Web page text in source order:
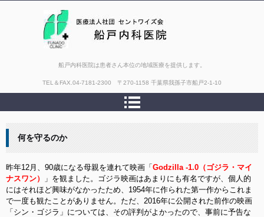
船戸内科医院は患者さん本位の地域医療を提供します。
TEL＆FAX. 04-7181-2300 〒270-1158 千葉県我孫子市船戸2-1-10
何を守るのか
昨年12月、90歳になる母親を連れて映画「 Godzilla -1.0（ゴジラ・マイ
ナスワン）
」を観ました。ゴジラ映画はあまりにも有名ですが、個人的
にはそれほど興味がなかったため、1954年に作られた第一作からこれま
で一度も観たことがありません。ただ、2016年に公開された前作の映画
「シン・ゴジラ」については、その評判がよかったので、事前に予告な